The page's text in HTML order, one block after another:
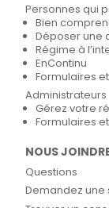
Personnes qui
Bien
Déposer une
Régime à
EnContinu
Formulaires
Administrateurs
Gérez votre
Formulaires
NOUS
Questions
Demandez une